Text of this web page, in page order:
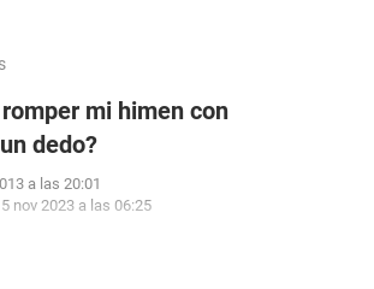
mi himen con
dedo?
a las 20:01
5 nov 2023 a las 06:25